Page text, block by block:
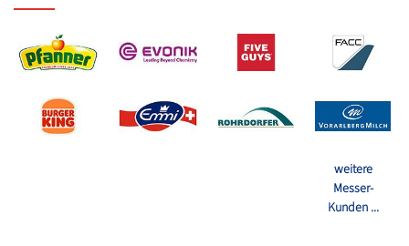
weitere
Messer-
Kunden ...